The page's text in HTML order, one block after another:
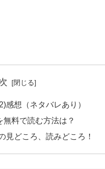
感想（ネタバレあり）
料で読む方法は？
見どころ、読みどころ！